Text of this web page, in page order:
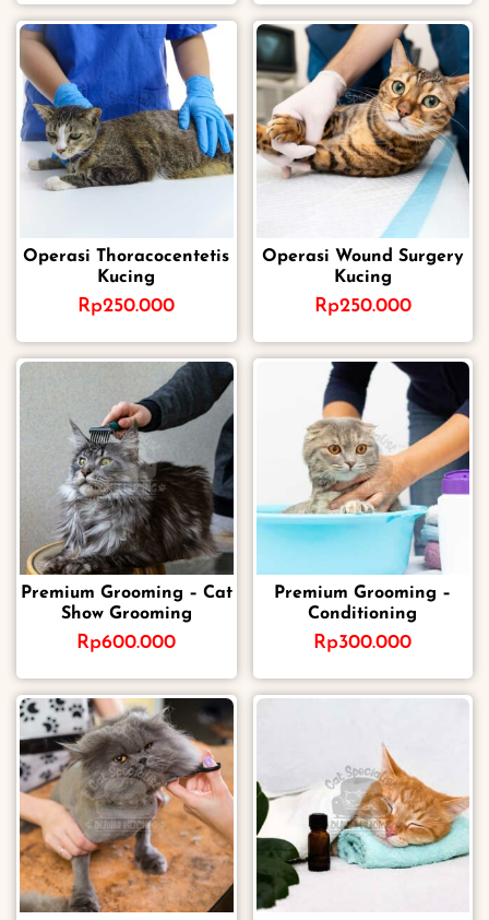
Operasi Thoracocentetis
Kucing
Rp250.000
Operasi Wound Surgery
Kucing
Rp250.000
Premium Grooming – Cat
Show Grooming
Rp600.000
Premium Grooming –
Conditioning
Rp300.000